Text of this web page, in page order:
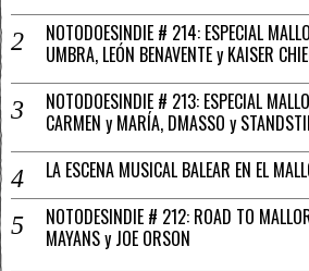
NOTODOESINDIE # 214: ESPECIAL
UMBRA, LEÓN BENAVENTE y KAISER
NOTODOESINDIE # 213: ESPECIAL
CARMEN y MARÍA, DMASSO y
LA ESCENA MUSICAL BALEAR EN EL
NOTODESINDIE # 212: ROAD TO
MAYANS y JOE ORSON